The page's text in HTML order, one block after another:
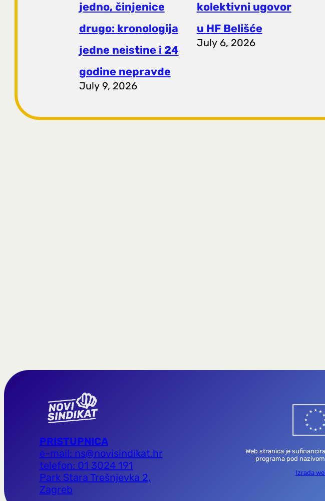
jedno, činjenice
drugo: kronologija
jedne neistine i 24
godine nepravde
July 9, 2026
kolektivni ugovor
u HF Belišće
July 6, 2026
PRISTUPNICA
e-mail: ns@novisindikat.hr
telefon: 01 3024 191
Park Stara Trešnjevka 2,
Zagreb
Web stranica je
programa pod
Izrada